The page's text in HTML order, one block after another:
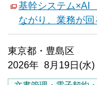
基幹システム
ながり、業務が
東京都・豊島区
2026年 8月19日(